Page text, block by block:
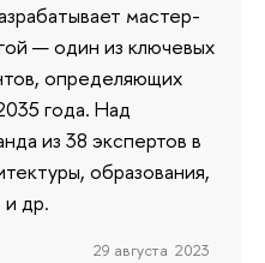
мастер-
— один из ключевых
определяющих
года. Над
из 38 экспертов в
образования,
и др.
29 августа 2023